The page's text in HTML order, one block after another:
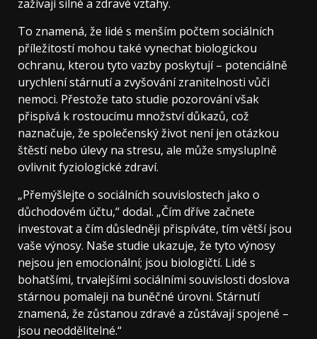
zažívají silné a zdravé vztahy.
To znamená, že lidé s menším počtem sociálních
příležitostí mohou také vynechat biologickou
ochranu, kterou tyto vazby poskytují – potenciálně
urychlení stárnutí a zvyšování zranitelnosti vůči
nemoci. Přestože tato studie pozorování však
přispívá k rostoucímu množství důkazů, což
naznačuje, že společenský život není jen otázkou
štěstí nebo úlevy na stresu, ale může smysluplně
ovlivnit fyziologické zdraví.
„Přemýšlejte o sociálních souvislostech jako o
důchodovém účtu,“ dodal. „Čím dříve začnete
investovat a čím důsledněji přispíváte, tím větší jsou
vaše výnosy. Naše studie ukazuje, že tyto výnosy
nejsou jen emocionální; jsou biologičtí. Lidé s
bohatšími, trvalejšími sociálními souvislosti doslova
stárnou pomaleji na buněčné úrovni. Stárnutí
znamená, že zůstanou zdravé a zůstávají spojené –
jsou neoddělitelné.“